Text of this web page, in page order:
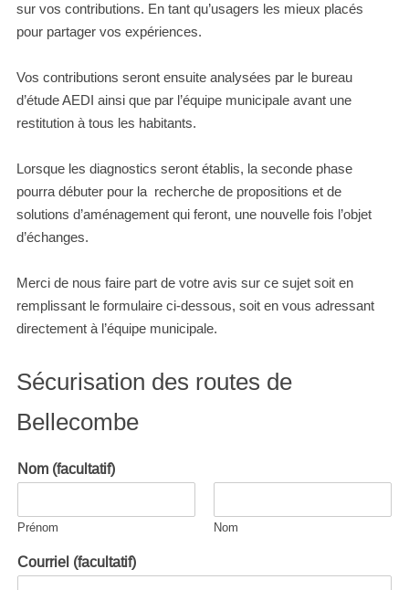
sur vos contributions. En tant qu’usagers les mieux placés
pour partager vos expériences.
Vos contributions seront ensuite analysées par le bureau
d’étude AEDI ainsi que par l’équipe municipale avant une
restitution à tous les habitants.
Lorsque les diagnostics seront établis, la seconde phase
pourra débuter pour la recherche de propositions et de
solutions d’aménagement qui feront, une nouvelle fois l’objet
d’échanges.
Merci de nous faire part de votre avis sur ce sujet soit en
remplissant le formulaire ci-dessous, soit en vous adressant
directement à l’équipe municipale.
Sécurisation des routes de
Bellecombe
Nom (facultatif)
Prénom Nom
Courriel (facultatif)